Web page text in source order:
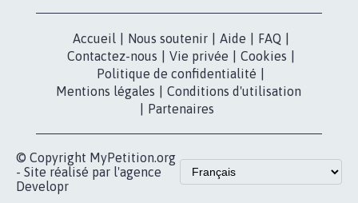
Accueil Nous soutenir Aide FAQ
Contactez-nous
Vie privée Cookies
Politique de confidentialité
Mentions légales
Conditions d'utilisation
Partenaires
© Copyright MyPetition.org
- Site réalisé par l'agence
Developr